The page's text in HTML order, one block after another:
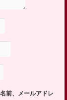
前、メールアドレ